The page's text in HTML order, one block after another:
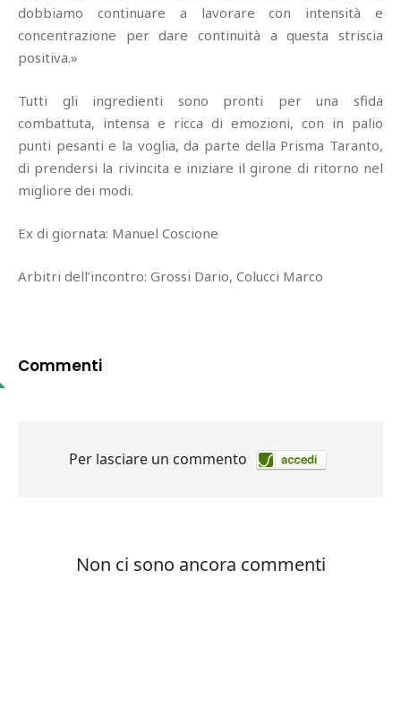
dobbiamo continuare a lavorare con intensità e
concentrazione per dare continuità a questa striscia
positiva.»
Tutti gli ingredienti sono pronti per una sfida
combattuta, intensa e ricca di emozioni, con in palio
punti pesanti e la voglia, da parte della Prisma Taranto,
di prendersi la rivincita e iniziare il girone di ritorno nel
migliore dei modi.
Ex di giornata: Manuel Coscione
Arbitri dell’incontro: Grossi Dario, Colucci Marco
Commenti